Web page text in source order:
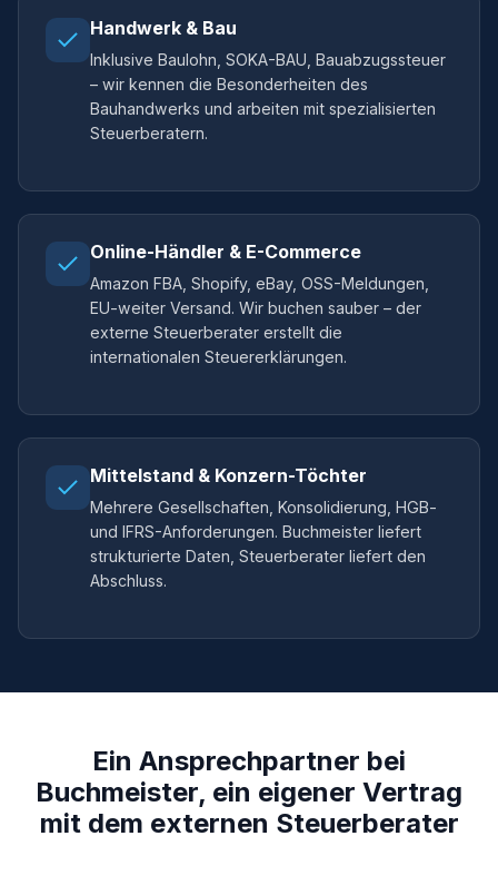
Handwerk & Bau
Inklusive Baulohn, SOKA-BAU, Bauabzugssteuer
– wir kennen die Besonderheiten des
Bauhandwerks und arbeiten mit spezialisierten
Steuerberatern.
Online-Händler & E-Commerce
Amazon FBA, Shopify, eBay, OSS-Meldungen,
EU-weiter Versand. Wir buchen sauber – der
externe Steuerberater erstellt die
internationalen Steuererklärungen.
Mittelstand & Konzern-Töchter
Mehrere Gesellschaften, Konsolidierung, HGB-
und IFRS-Anforderungen. Buchmeister liefert
strukturierte Daten, Steuerberater liefert den
Abschluss.
Ein Ansprechpartner bei
Buchmeister, ein eigener Vertrag
mit dem externen Steuerberater